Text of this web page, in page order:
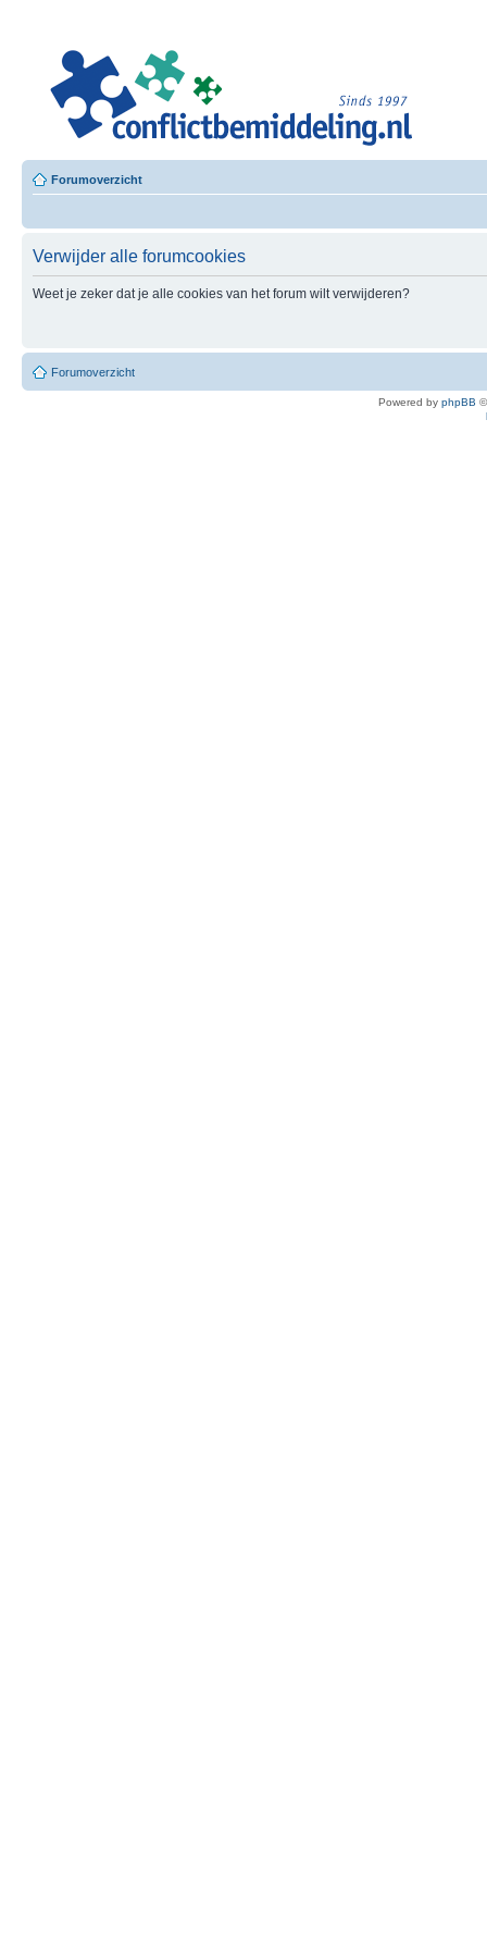
Forumoverzicht
Verwijder alle forumcookies
Weet je zeker dat je alle cookies van het forum wilt verwijderen?
Forumoverzicht
Powered by phpBB